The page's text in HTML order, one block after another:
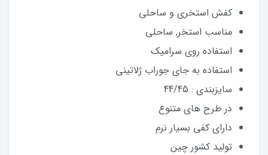
کفش استخری و ساحلی
مناسب استخر, ساحلی
استفاده روی سرامیک
استفاده به جای جوراب ژلاتینی
سایزبندی : 44/45
در طرح های متنوع
دارای کفی بسیار نرم
تولید کشور چین